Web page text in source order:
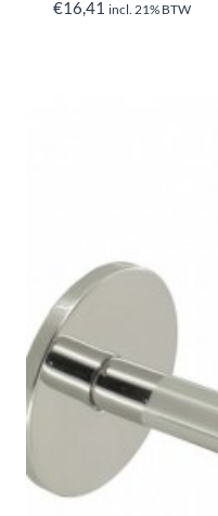
€16,41 incl. 21% BTW